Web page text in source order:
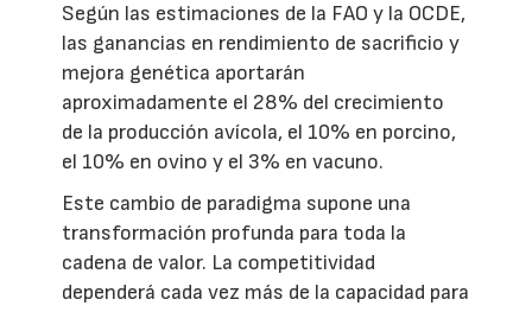
Según las estimaciones de la FAO y la OCDE,
las ganancias en rendimiento de sacrificio y
mejora genética aportarán
aproximadamente el 28% del crecimiento
de la producción avícola, el 10% en porcino,
el 10% en ovino y el 3% en vacuno.
Este cambio de paradigma supone una
transformación profunda para toda la
cadena de valor. La competitividad
dependerá cada vez más de la capacidad para